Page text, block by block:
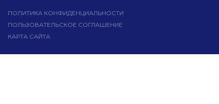
ПОЛИТИКА КОНФИДЕНЦИАЛЬНОСТИ
ПОЛЬЗОВАТЕЛЬСКОЕ СОГЛАШЕНИЕ
КАРТА САЙТА